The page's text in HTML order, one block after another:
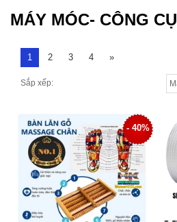
MÁY MÓC- CÔNG CỤ
Sắp xếp:
1 2 3 4 »
- 40%